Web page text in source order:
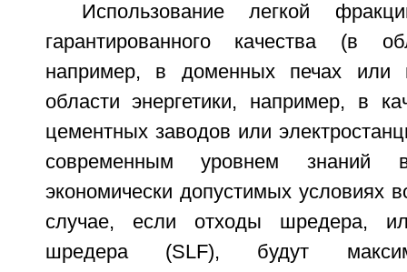
Использование легкой
гарантированного качества (в
например, в доменных печах или
области энергетики, например, в
цементных заводов или
современным уровнем знаний
экономически допустимых условиях
случае, если отходы шредера,
шредера (SLF), будут